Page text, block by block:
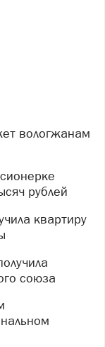
рублей
союза